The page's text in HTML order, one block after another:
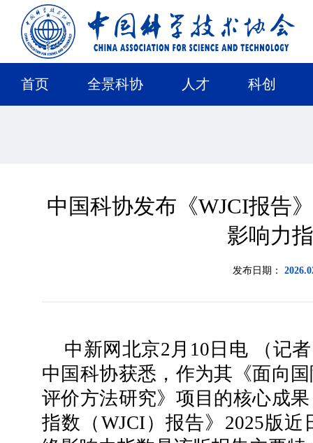
首页 全景科协 人才 科创
中国科协发布《WJCI报告
影响力
发布日期：
中新网北京2月10日电 （记
中国科协获悉，作为其《面向
评价方法研究》项目的核心成
指数（WJCI）报告》2025版